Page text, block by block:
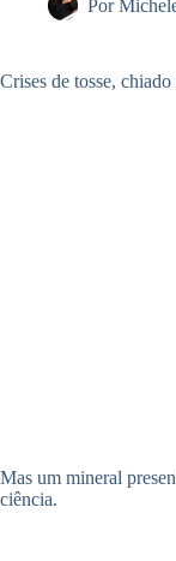
Por
Crises de tosse,
Mas um mineral
ciência.